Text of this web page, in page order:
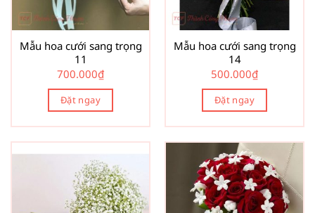
Mẫu hoa cưới sang trọng
11
700.000₫
Đặt ngay
Mẫu hoa cưới sang trọng
14
500.000₫
Đặt ngay